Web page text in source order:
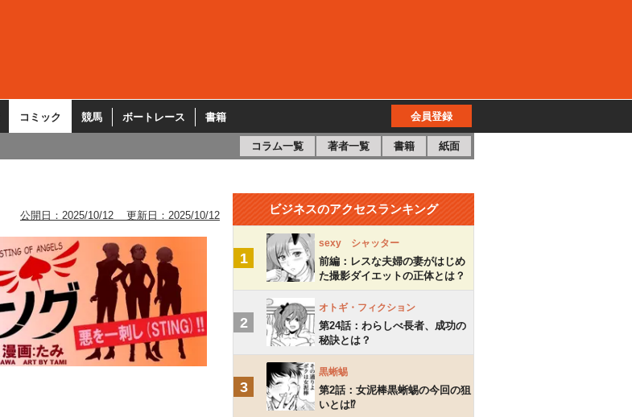
コミック 競馬 ボートレース 書籍 会員登録
コラム一覧 著者一覧 書籍 紙面
公開日： 2025/10/12 更新日： 2025/10/12 ビジネスのアクセスランキング
1
sexy シャッター
前編：レスな夫婦の妻がはじめ
た撮影ダイエットの正体とは？
2
オトギ・フィクション
第24話：わらしべ長者、成功の
秘訣とは？
3
黒蜥蜴
第2話：女泥棒黒蜥蜴の今回の狙
いとは⁉︎